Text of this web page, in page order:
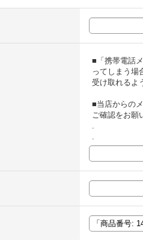
■「携帯電話
ってしまう場
受け取れるよ
■当店からの
ご確認をお願
.
.